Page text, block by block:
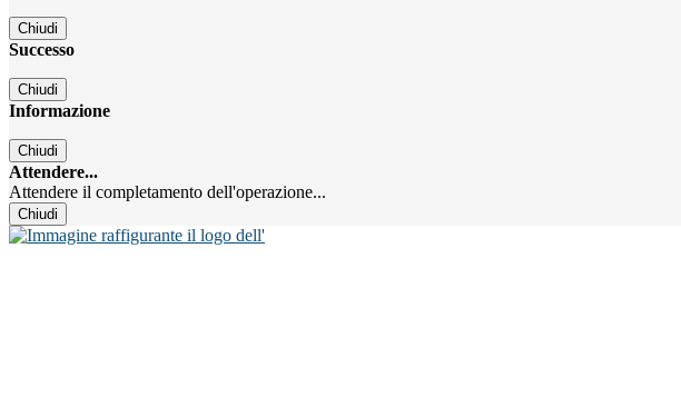
Chiudi
Successo
Chiudi
Informazione
Chiudi
Attendere...
Attendere il completamento dell'operazione...
Chiudi